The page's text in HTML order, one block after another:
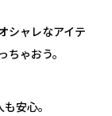
シャレなアイテ
ゃおう。
安心。